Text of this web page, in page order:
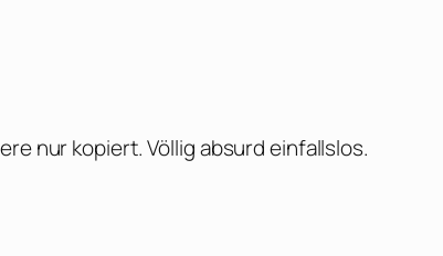
nur kopiert. Völlig absurd einfallslos.